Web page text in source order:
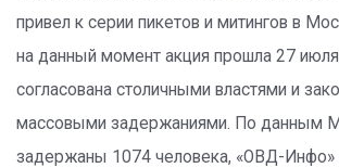
привел к серии пикетов и митингов в
на данный момент акция прошла 27
согласована столичными властями и
массовыми задержаниями. По данным
задержаны 1074 человека, «ОВД-